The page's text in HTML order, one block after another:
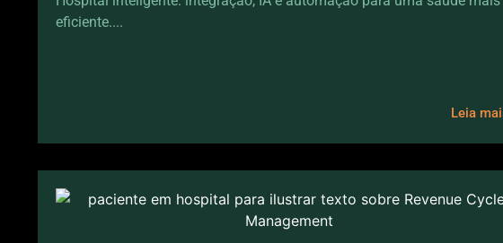
eficiente....
Leia